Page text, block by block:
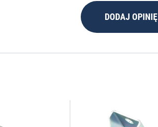
DODAJ OPINIĘ